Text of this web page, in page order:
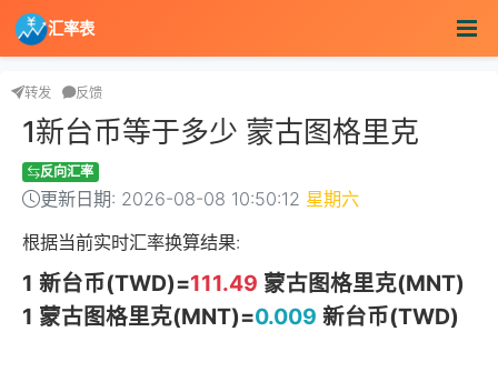
汇率表
转发 反馈
1新台币等于多少 蒙古图格里克
反向汇率
更新日期: 2026-08-08 10:50:12 星期六
根据当前实时汇率换算结果:
1 新台币(TWD)=111.49 蒙古图格里克(MNT)
1 蒙古图格里克(MNT)=0.009 新台币(TWD)